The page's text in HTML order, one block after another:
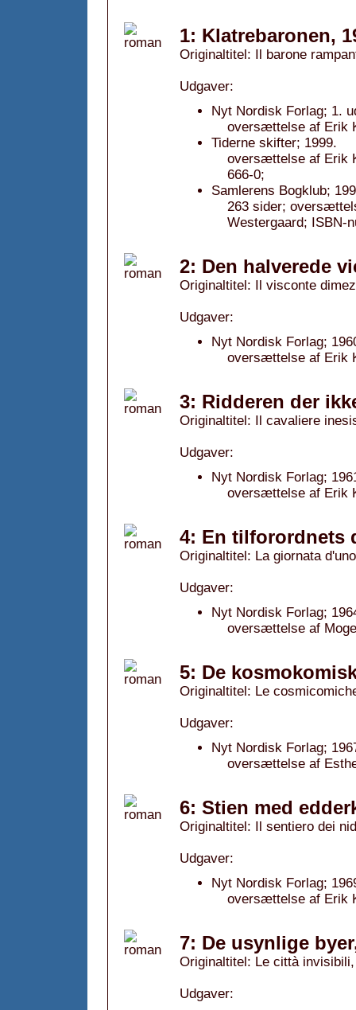
1: Klatrebaronen,
Originaltitel: Il barone
Udgaver:
Nyt Nordisk Forlag; 1.
oversættelse af Erik
Tiderne skifter; 1999.
oversættelse af Erik
666-0;
Samlerens Bogklub;
263 sider;
Westergaard; ISBN-
2: Den halverede
Originaltitel: Il visconte
Udgaver:
Nyt Nordisk Forlag;
oversættelse af Erik
3: Ridderen der
Originaltitel: Il cavaliere
Udgaver:
Nyt Nordisk Forlag;
oversættelse af Erik
4: En tilforordnets
Originaltitel: La giornata
Udgaver:
Nyt Nordisk Forlag;
oversættelse af
5: De
Originaltitel: Le
Udgaver:
Nyt Nordisk Forlag;
oversættelse af
6: Stien med
Originaltitel: Il sentiero dei
Udgaver:
Nyt Nordisk Forlag;
oversættelse af Erik
7: De usynlige
Originaltitel: Le città
Udgaver: